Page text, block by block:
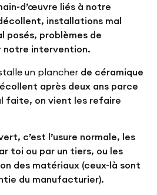
d’œuvre liés à notre
installations mal
posés, problèmes de
notre intervention.
un plancher de céramique
après deux ans parce
faite, on vient les refaire
c’est l’usure normale, les
toi ou par un tiers, ou les
des matériaux (ceux-là sont
du manufacturier).